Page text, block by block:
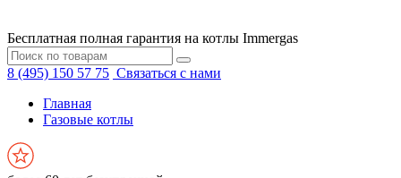
Бесплатная полная гарантия на котлы Immergas
8 (495) 150 57 75 Связаться с нами
Главная
Газовые котлы